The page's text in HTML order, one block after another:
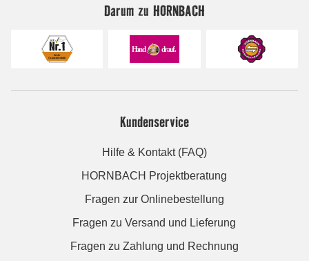
Darum zu HORNBACH
Kundenservice
Hilfe & Kontakt (FAQ)
HORNBACH Projektberatung
Fragen zur Onlinebestellung
Fragen zu Versand und Lieferung
Fragen zu Zahlung und Rechnung